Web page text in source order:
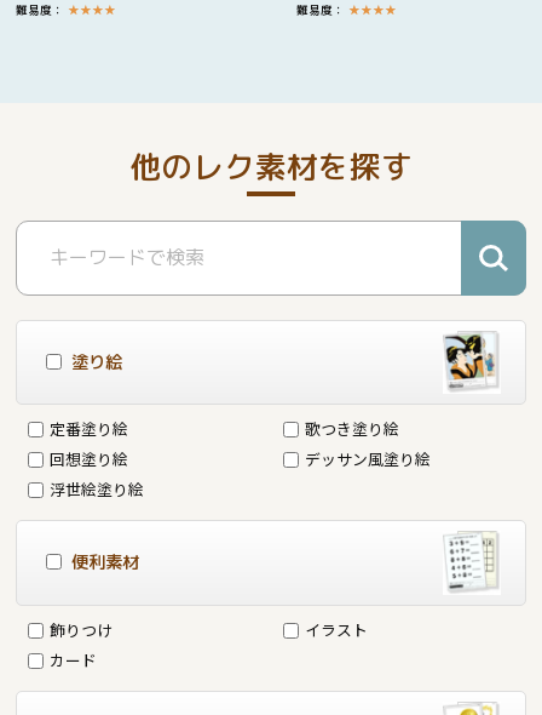
難易度： ★★★★ 難易度： ★★★★
他のレク素材を探す
塗り絵
定番塗り絵
歌つき塗り絵
回想塗り絵
デッサン風塗り絵
浮世絵塗り絵
便利素材
飾りつけ
イラスト
カード